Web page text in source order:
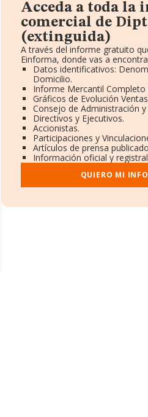
Acceda a toda la
comercial de
(extinguida)
A través del informe gratuito
Einforma, donde vas a
Datos identificativos:
Domicilio.
Informe Mercantil Completo
Gráficos de Evolución
Consejo de Administración
Directivos y Ejecutivos.
Accionistas.
Participaciones y
Artículos de prensa
Información oficial y
QUIERO MI